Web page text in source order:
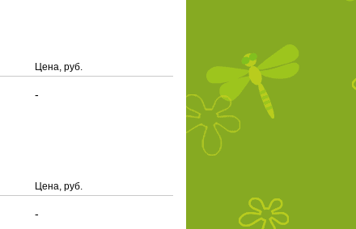
Цена, руб.
-
Цена, руб.
-